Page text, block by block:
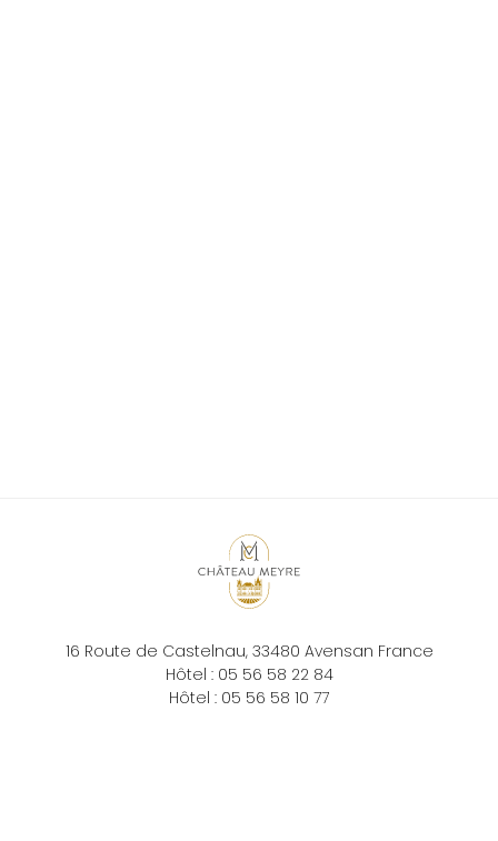
16 Route de Castelnau, 33480 Avensan France
Hôtel : 05 56 58 22 84
Hôtel : 05 56 58 10 77